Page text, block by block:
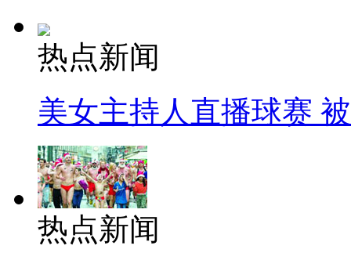
热点新闻
美女主持人直播球赛
热点新闻